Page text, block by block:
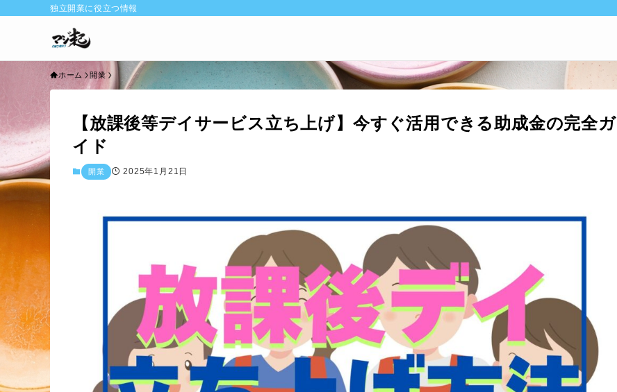
独立開業に役立つ情報
ホーム 開業
【放課後等デイサービス立ち上げ】今すぐ活用できる助成金の完全ガ
イド
開業 2025年1月21日